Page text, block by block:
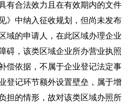
有合法效力且在有效期内的文件
》中纳入征收规划，但尚未发布
域的申请人，在此区域办理企业
碍，该类区域企业所办营业执照
偿依据，不属于企业登记法定事
登记环节额外设置壁垒，属于增
担的情形，故对该类区域办照所